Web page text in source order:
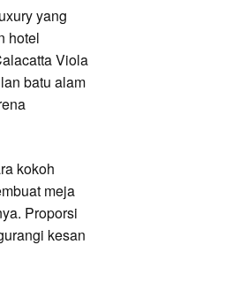
yang
hotel
Viola
batu alam
kokoh
meja
Proporsi
kesan